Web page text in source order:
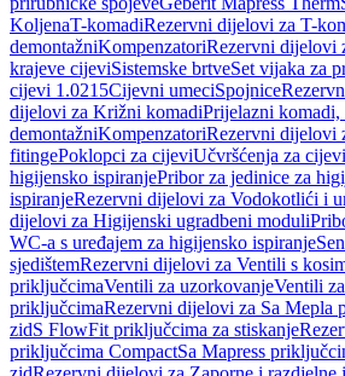
KoljenaT-komadiRezervni dijelovi za T-
demontažniKompenzatoriRezervni dijelovi
krajeve cijeviSistemske brtveSet vijaka za
cijevi 1.0215Cijevni umeciSpojnice
dijelovi za Križni komadiPrijelazni komadi,
demontažniKompenzatoriRezervni dijelovi
fitingePoklopci za cijeviUčvršćenja za cijevi
higijensko ispiranjePribor za jedinice za
ispiranjeRezervni dijelovi za Vodokotlići i
dijelovi za Higijenski ugradbeni moduli
WC-a s uređajem za higijensko ispiranje
sjedištemRezervni dijelovi za Ventili s
priključcimaVentili za uzorkovanjeVentili
priključcimaRezervni dijelovi za Sa Mepla
zidS FlowFit priključcima za stiskanje
priključcima CompactSa Mapress